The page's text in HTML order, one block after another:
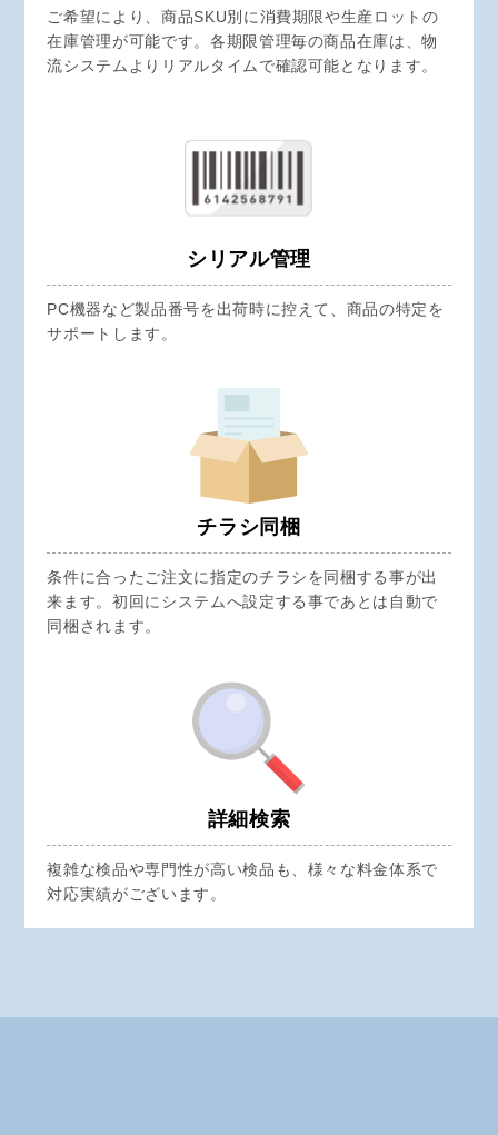
ご希望により、商品SKU別に消費期限や生産ロットの
在庫管理が可能です。各期限管理毎の商品在庫は、物
流システムよりリアルタイムで確認可能となります。
シリアル管理
PC機器など製品番号を出荷時に控えて、商品の特定を
サポートします。
チラシ同梱
条件に合ったご注文に指定のチラシを同梱する事が出
来ます。初回にシステムへ設定する事であとは自動で
同梱されます。
詳細検索
複雑な検品や専門性が高い検品も、様々な料金体系で
対応実績がございます。